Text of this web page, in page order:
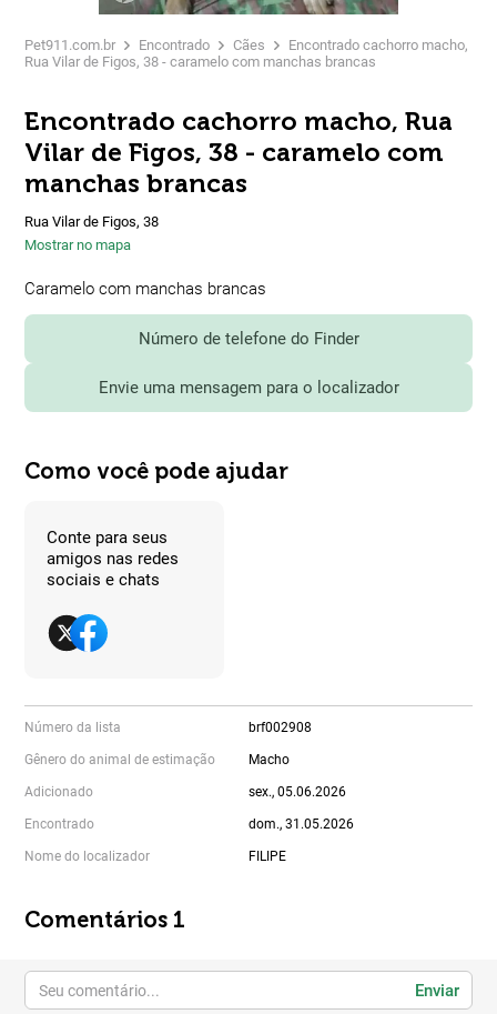
Pet911.com.br Encontrado Cães
Encontrado cachorro macho,
Rua Vilar de Figos, 38 - caramelo com manchas brancas
Encontrado cachorro macho, Rua
Vilar de Figos, 38 - caramelo com
manchas brancas
Rua Vilar de Figos, 38
Mostrar no mapa
Caramelo com manchas brancas
Número de telefone do Finder
Envie uma mensagem para o localizador
Como você pode ajudar
Conte para seus
amigos nas redes
sociais e chats
Número da lista brf002908
Gênero do animal de estimação Macho
Adicionado sex., 05.06.2026
Encontrado dom., 31.05.2026
Nome do localizador FILIPE
Comentários 1
Enviar